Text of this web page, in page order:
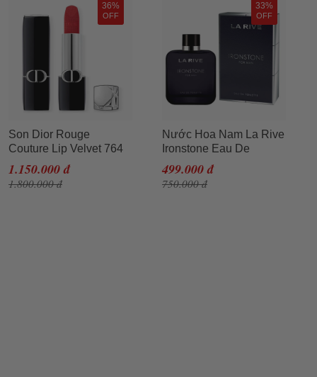
36%
OFF
Son Dior Rouge
Couture Lip Velvet 764
Rouge Gipsy Màu Đỏ
Hồng
1.150.000 đ
1.800.000 đ
33%
OFF
Nước Hoa Nam La Rive
Ironstone Eau De
Toilette 100ml
499.000 đ
750.000 đ